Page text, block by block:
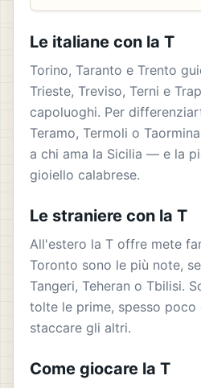
Le italiane con la T
Torino, Taranto e Trento
Trieste, Treviso, Terni e
capoluoghi. Per
Teramo, Termoli o
a chi ama la Sicilia — e la
gioiello calabrese.
Le straniere con la T
All'estero la T offre mete
Toronto sono le più note,
Tangeri, Teheran o Tbilisi.
tolte le prime, spesso
staccare gli altri.
Come giocare la T